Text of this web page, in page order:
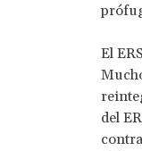
El
del